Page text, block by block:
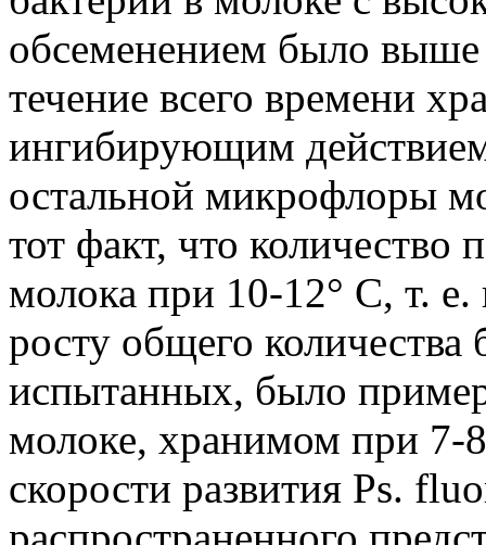
обсеменением было
течение всего времени
ингибирующим
остальной микрофлоры
тот факт, что количество
молока при 10-12° С, т.
росту общего количества
испытанных, было
молоке, хранимом при 7-
скорости развития Ps.